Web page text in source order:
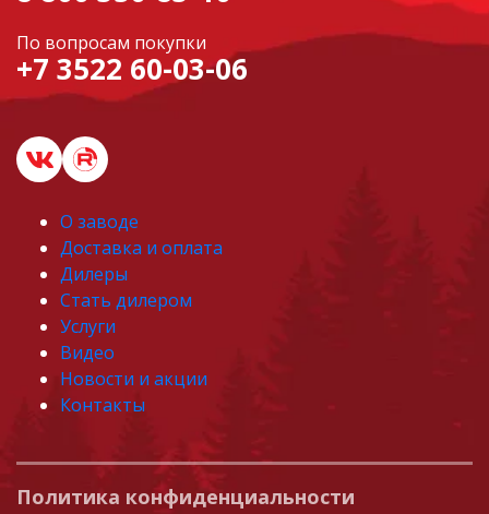
О заводе
Доставка и оплата
Дилеры
Стать дилером
Услуги
Видео
Новости и акции
Контакты
По вопросам покупки
+7 3522 60-03-06
Политика конфиденциальности